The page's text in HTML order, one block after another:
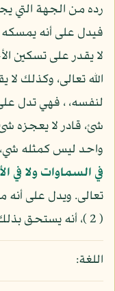
رده من الجهة التي
فيدل على أنه يمسكه
لا يقدر على تسكين
الله تعالى، وكذلك
لنفسه، ، فهي تدل
شئ، قادر لا يعجزه
واحد ليس كمثله
في السماوات ولا في
تعالى. ويدل على أنه
( 2 )، أنه يستحق بذلك العبادة دون غيره.
اللغة: